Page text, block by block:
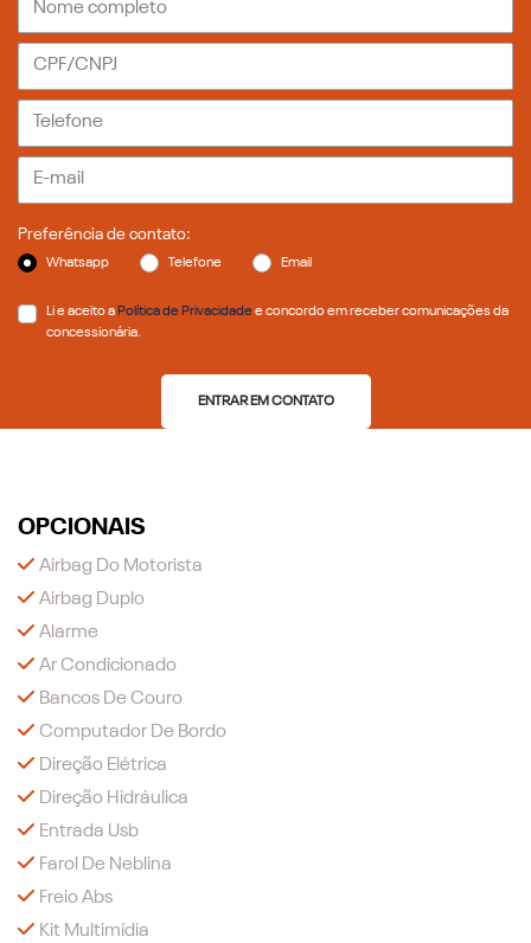
Preferência de contato:
Whatsapp Telefone Email
Li e aceito aPolítica de Privacidadee concordo em receber comunicações da
concessionária.
ENTRAR EM CONTATO
OPCIONAIS
Airbag Do Motorista
Airbag Duplo
Alarme
Ar Condicionado
Bancos De Couro
Computador De Bordo
Direção Elétrica
Direção Hidráulica
Entrada Usb
Farol De Neblina
Freio Abs
Kit Multimídia